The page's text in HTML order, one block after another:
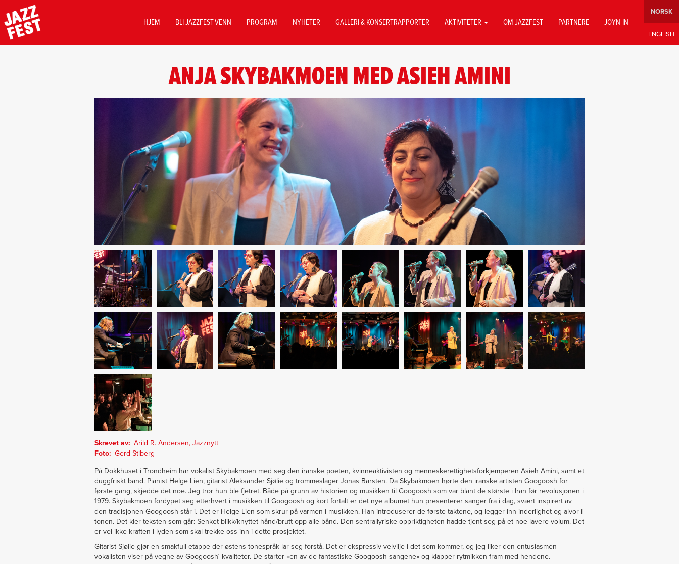
HJEM BLI JAZZFEST-VENN PROGRAM NYHETER GALLERI & KONSERTRAPPORTER AKTIVITETER OM JAZZFEST PARTNERE JOYN-IN
ANJA SKYBAKMOEN MED ASIEH AMINI
Skrevet av
Arild R. Andersen, Jazznytt
Foto
Gerd Stiberg
På Dokkhuset i Trondheim har vokalist Skybakmoen med seg den iranske poeten, kvinneaktivisten og menneskerettighetsforkjemperen Asieh Amini, samt et
duggfriskt band. Pianist Helge Lien, gitarist Aleksander Sjølie og trommeslager Jonas Barsten. Da Skybakmoen hørte den iranske artisten Googoosh for
første gang, skjedde det noe. Jeg tror hun ble fjetret. Både på grunn av historien og musikken til Googoosh som var blant de største i Iran før revolusjonen i
1979. Skybakmoen fordypet seg etterhvert i musikken til Googoosh og kort fortalt er det nye albumet hun presenterer sanger fra i dag, svært inspirert av
den tradisjonen Googoosh står i. Det er Helge Lien som skrur på varmen i musikken. Han introduserer de første taktene, og legger inn inderlighet og alvor i
tonen. Det kler teksten som går: Senket blikk/knyttet hånd/brutt opp alle bånd. Den sentrallyriske oppriktigheten hadde tjent seg på et noe lavere volum. Det
er vel ikke kraften i lyden som skal trekke oss inn i dette prosjektet.
Gitarist Sjølie gjør en smakfull etappe der østens tonespråk lar seg forstå. Det er ekspressiv velvilje i det som kommer, og jeg liker den entusiasmen
vokalisten viser på vegne av Googoosh´ kvaliteter. De starter «en av de fantastiske Googoosh-sangene» og klapper rytmikken fram med hendene.